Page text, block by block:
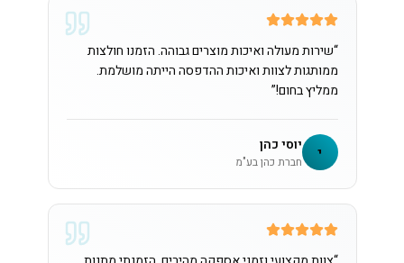
“שירות מעולה ואיכות מוצרים גבוהה. הזמנו חולצות
ממותגות לצוות ואיכות ההדפסה הייתה מושלמת.
ממליץ בחום!”
י יוסי כהן
חברת כהן בע"מ